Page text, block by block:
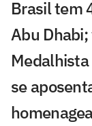
Brasil tem
Abu
se